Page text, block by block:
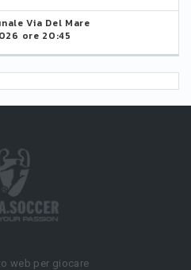
Via Del Mare
ore 20:45
web per giocare